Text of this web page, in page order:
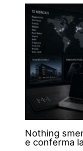
Nothing
e conferma